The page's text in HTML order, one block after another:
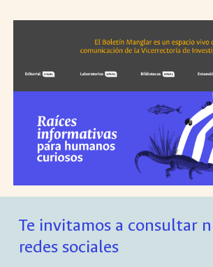
Te invitamos a consultar
redes sociales